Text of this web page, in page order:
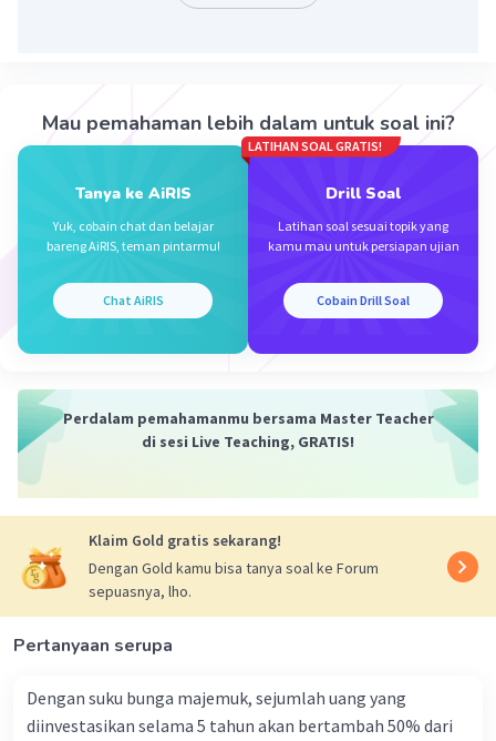
Mau pemahaman lebih dalam untuk soal ini?
Tanya ke AiRIS
Yuk, cobain chat dan belajar
bareng AiRIS, teman pintarmu!
Chat AiRIS
LATIHAN SOAL GRATIS!
Drill Soal
Latihan soal sesuai topik yang
kamu mau untuk persiapan ujian
Cobain Drill Soal
Perdalam pemahamanmu bersama Master Teacher
di sesi Live Teaching, GRATIS!
Klaim Gold gratis sekarang!
Dengan Gold kamu bisa tanya soal ke Forum
sepuasnya, lho.
Pertanyaan serupa
Dengan suku bunga majemuk, sejumlah uang yang
diinvestasikan selama 5 tahun akan bertambah 50% dari